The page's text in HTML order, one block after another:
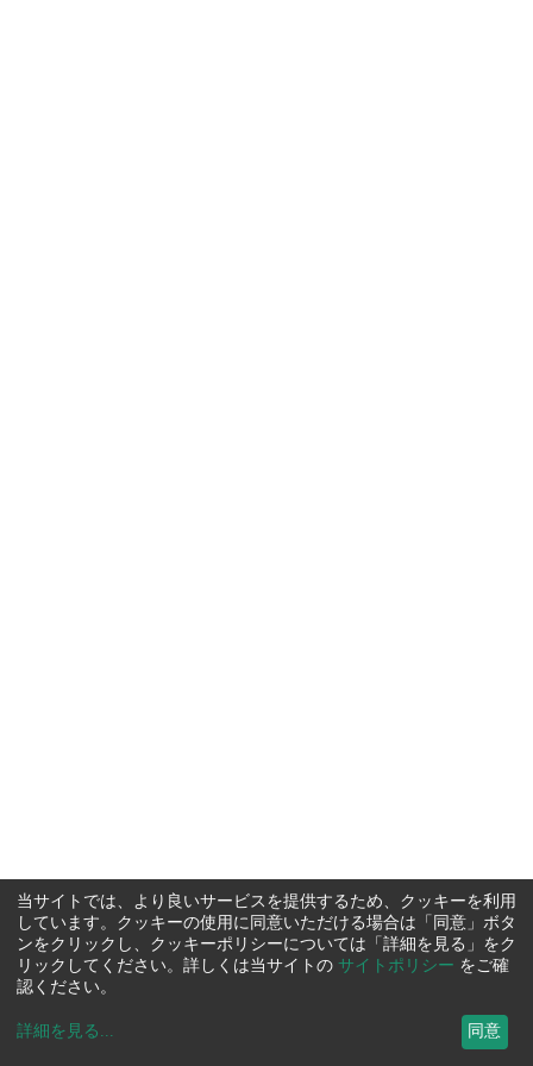
当サイトでは、より良いサービスを提供するため、クッキーを利用
しています。クッキーの使用に同意いただける場合は「同意」ボタ
ンをクリックし、クッキーポリシーについては「詳細を見る」をク
リックしてください。詳しくは当サイトの サイトポリシー をご確
認ください。
詳細を見る ... 同意